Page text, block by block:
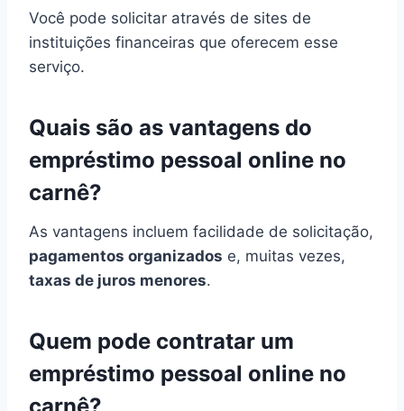
Você pode solicitar através de sites de
instituições financeiras que oferecem esse
serviço.
Quais são as vantagens do
empréstimo pessoal online no
carnê?
As vantagens incluem facilidade de solicitação,
pagamentos organizados e, muitas vezes,
taxas de juros menores.
Quem pode contratar um
empréstimo pessoal online no
carnê?